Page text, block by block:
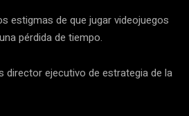
estigmas de que jugar videojuegos
pérdida de tiempo.
director ejecutivo de estrategia de la